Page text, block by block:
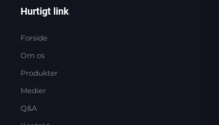
Hurtigt link
Forside
Om os
Produkter
Medier
Q&A